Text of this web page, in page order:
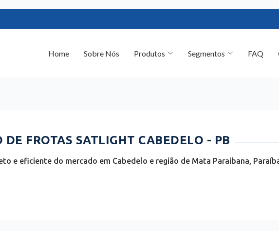
DE FROTAS SATLIGHT CABEDELO - PB
e eficiente do mercado em Cabedelo e região de Mata Paraibana, Paraíba.